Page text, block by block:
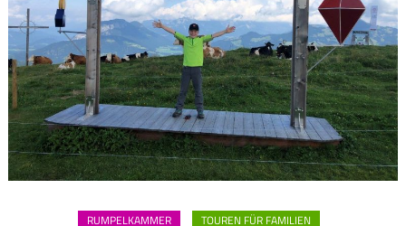
RUMPELKAMMER TOUREN FÜR FAMILIEN